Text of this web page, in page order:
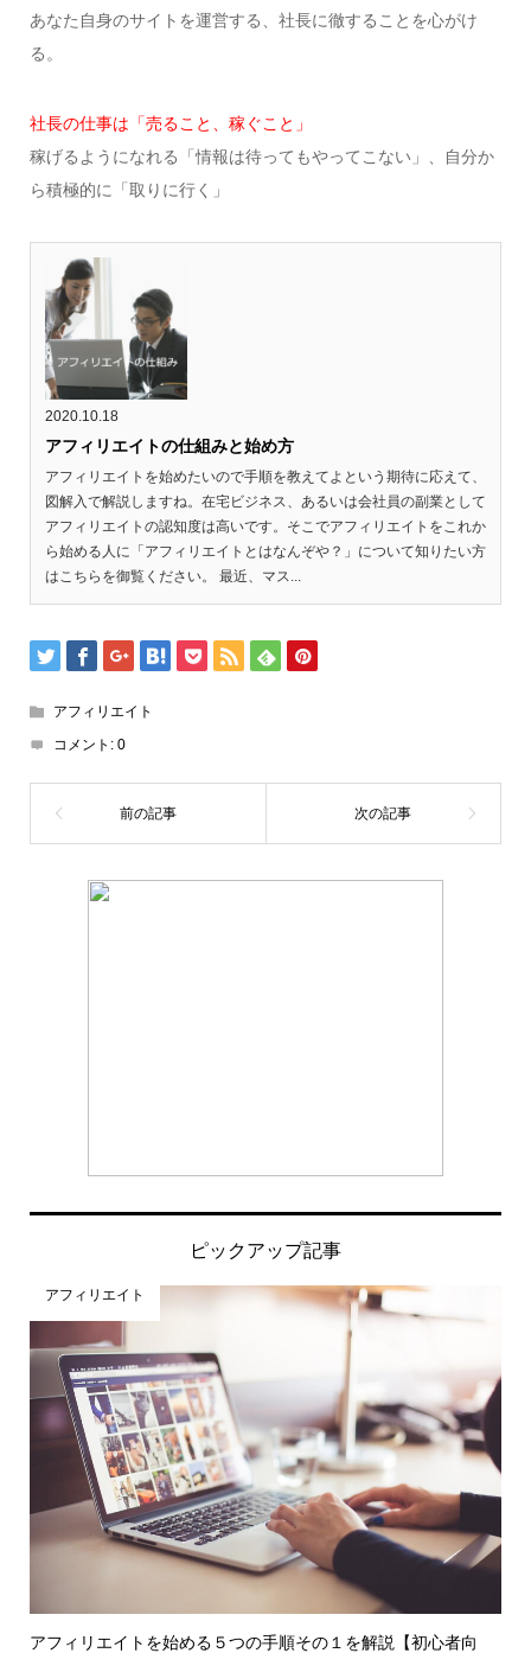
あなた自身のサイトを運営する、社長に徹することを心がけ
る。
社長の仕事は「売ること、稼ぐこと」
稼げるようになれる「情報は待ってもやってこない」、自分か
ら積極的に「取りに行く」
2020.10.18
アフィリエイトの仕組みと始め方
アフィリエイトを始めたいので手順を教えてよという期待に応えて、
図解入で解説しますね。在宅ビジネス、あるいは会社員の副業として
アフィリエイトの認知度は高いです。そこでアフィリエイトをこれか
ら始める人に「アフィリエイトとはなんぞや？」について知りたい方
はこちらを御覧ください。 最近、マス...
アフィリエイト
コメント: 0
ピックアップ記事
アフィリエイト
アフィリエイトを始める５つの手順その１を解説【初心者向